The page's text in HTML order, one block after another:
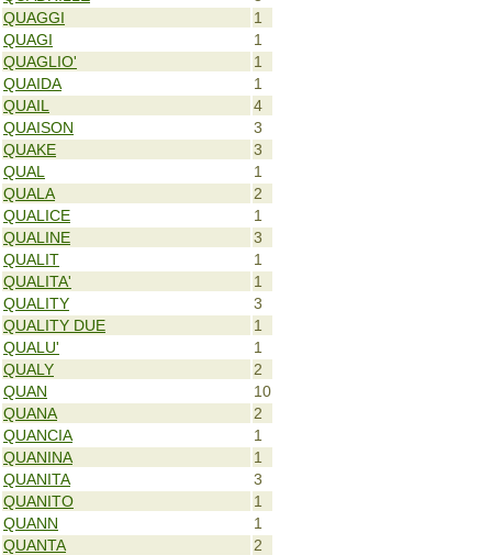
QUAGGI
1
QUAGI
1
QUAGLIO'
1
QUAIDA
1
QUAIL
4
QUAISON
3
QUAKE
3
QUAL
1
QUALA
2
QUALICE
1
QUALINE
3
QUALIT
1
QUALITA'
1
QUALITY
3
QUALITY DUE
1
QUALU'
1
QUALY
2
QUAN
10
QUANA
2
QUANCIA
1
QUANINA
1
QUANITA
3
QUANITO
1
QUANN
1
QUANTA
2